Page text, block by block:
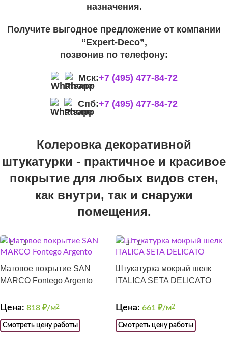
назначения.
Получите выгодное предложение от компании
“Expert-Deco”,
позвонив по телефону:
Мск:+7 (495) 477-84-72
Спб:+7 (495) 477-84-72
Колеровка декоративной
штукатурки - практичное и красивое
покрытие для любых видов стен,
как внутри, так и снаружи
помещения.
Матовое покрытие SAN
MARCO Fontego Argento
Цена: 818 ₽/м2
Смотреть цену работы
Штукатурка мокрый шелк
ITALICA SETA DELICATO
Цена: 661 ₽/м2
Смотреть цену работы